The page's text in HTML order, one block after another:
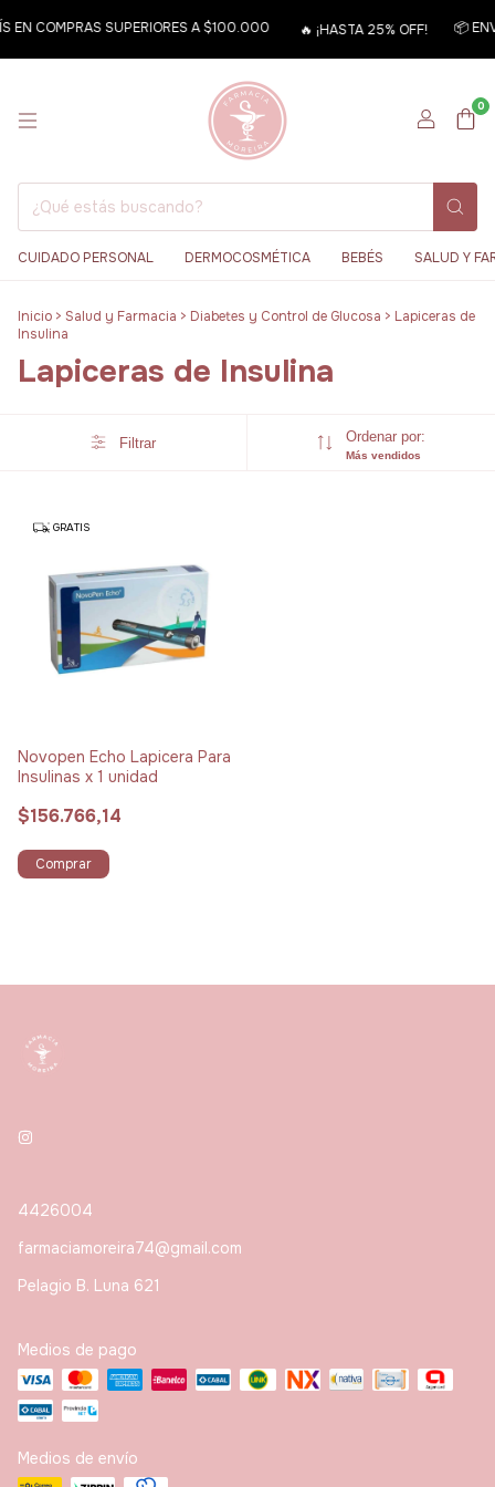
EN COMPRAS SUPERIORES A $100.000 🔥 ¡HASTA 25% OFF! 📦
0
CUIDADO PERSONAL DERMOCOSMÉTICA BEBÉS SALUD Y
Inicio > Salud y Farmacia > Diabetes y Control de Glucosa > Lapiceras de
Insulina
Lapiceras de Insulina
Filtrar Ordenar por:
Más vendidos
GRATIS
Novopen Echo Lapicera Para
Insulinas x 1 unidad
$156.766,14
Comprar
4426004
farmaciamoreira74@gmail.com
Pelagio B. Luna 621
Medios de pago
Medios de envío